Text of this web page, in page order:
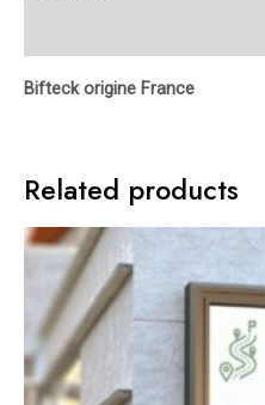
Bifteck origine France
Related products